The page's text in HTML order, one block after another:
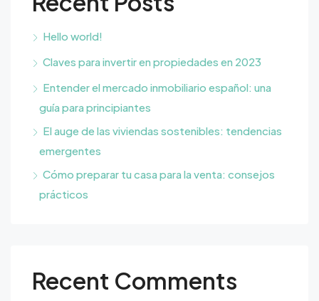
Hello world!
Claves para invertir en propiedades en 2023
Entender el mercado inmobiliario español: una
guía para principiantes
El auge de las viviendas sostenibles: tendencias
emergentes
Cómo preparar tu casa para la venta: consejos
prácticos
Recent Comments